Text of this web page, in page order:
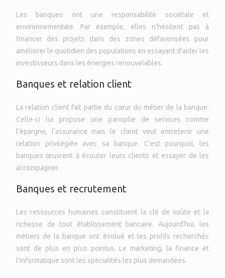
Les banques ont une responsabilité sociétale et
environnementale. Par exemple, elles n’hésitent pas à
financer des projets dans des zones défavorisées pour
améliorer le quotidien des populations en essayant d’aider les
investisseurs dans les énergies renouvelables.
Banques et relation client
La relation client fait partie du cœur du métier de la banque.
Celle-ci lui propose une panoplie de services comme
l’épargne, l’assurance mais le client veut entretenir une
relation privilégiée avec sa banque. C’est pourquoi, les
banques œuvrent à écouter leurs clients et essayer de les
accompagner.
Banques et recrutement
Les ressources humaines constituent la clé de voûte et la
richesse de tout établissement bancaire. Aujourd’hui, les
métiers de la banque ont évolué et les profils recherchés
sont de plus en plus pointus. Le marketing, la finance et
l’informatique sont les spécialités les plus demandées.